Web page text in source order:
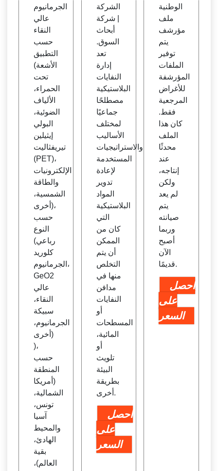
الجرمانيوم
عالي
النقاء
حسب
التطبيق
(الأشعة
تحت
الحمراء،
الألياف
الضوئية،
البولي
إيثيلين
تيريفثاليت
(PET)،
الإلكترونيات
والطاقة
الشمسية،
أخرى)،
حسب
النوع
(رباعي
كلوريد
الجرمانيوم،
GeO2
عالي
النقاء،
سبيكة
الجرمانيوم،
أخرى)
)،
حسب
المنطقة
(أمريكا
الشمالية،
تونس،
آسيا
والمحيط
الهادئ،
بقية
العالم)،
الشركة
| شركة
أبحاث
السوق.
تعد
إدارة
النفايات
البلاستيكية
مصطلحًا
جماعيًا
لمختلف
الأساليب
والاستراتيجيات
المستخدمة
لإعادة
تدوير
المواد
البلاستيكية
التي
كان من
الممكن
أن يتم
التخلص
منها في
مدافن
النفايات
أو
المسطحات
المائية،
أو
تلويث
البيئة
بطريقة
أخرى.
احصل
على
السعر
ية
الوطنية
ملف
مؤرشف
يتم
توفير
الملفات
المؤرشفة
للأغراض
المرجعية
فقط.
كان هذا
الملف
محدثًا
عند
إنتاجه،
ولكن
لم يعد
يتم
صيانته
وربما
أصبح
الآن
قديمًا.
احصل
على
السعر